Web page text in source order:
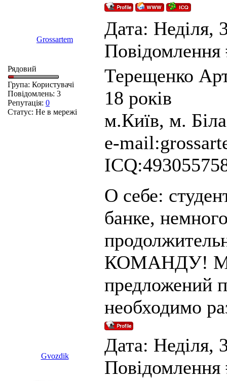
Grossartem
Дата: Неділя,
Рядовий
Група: Користувачі
Повідомлень: 3
Репутація: 0
Статус: Не в мережі
Терещенко
18 років
м.Київ, м.
e-
О себе:
банке,
КОМАНДУ!
предложений
необходимо
Gvozdik
Дата: Неділя,